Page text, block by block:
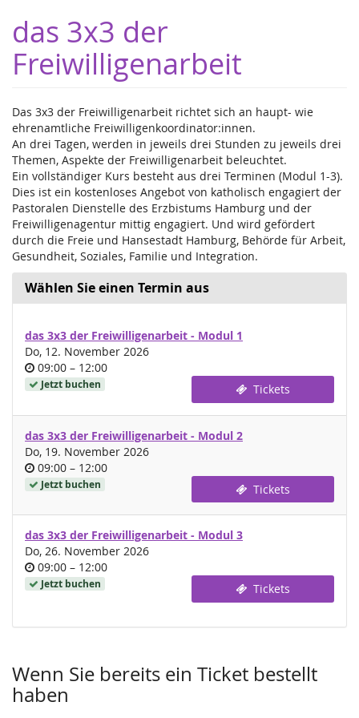
Haupt-
Inhalt
springen
das 3x3 der
Freiwilligenarbeit
Das 3x3 der Freiwilligenarbeit richtet sich an haupt- wie
ehrenamtliche Freiwilligenkoordinator:innen.
An drei Tagen, werden in jeweils drei Stunden zu jeweils drei
Themen, Aspekte der Freiwilligenarbeit beleuchtet.
Ein vollständiger Kurs besteht aus drei Terminen (Modul 1-3).
Dies ist ein kostenloses Angebot von katholisch engagiert der
Pastoralen Dienstelle des Erzbistums Hamburg und der
Freiwilligenagentur mittig engagiert. Und wird gefördert
durch die Freie und Hansestadt Hamburg, Behörde für Arbeit,
Gesundheit, Soziales, Familie und Integration.
Wählen Sie einen Termin aus
das 3x3 der Freiwilligenarbeit - Modul 1
Do, 12. November 2026
Uhrzeit
09:00 –bis
12:00
Jetzt buchen Tickets
das 3x3 der Freiwilligenarbeit - Modul 2
Do, 19. November 2026
Uhrzeit
09:00 –bis
12:00
Jetzt buchen Tickets
das 3x3 der Freiwilligenarbeit - Modul 3
Do, 26. November 2026
Uhrzeit
09:00 –bis
12:00
Jetzt buchen Tickets
Wenn Sie bereits ein Ticket bestellt
haben